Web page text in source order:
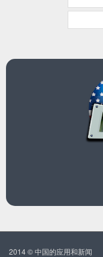
2014 © 中国的应用和新闻